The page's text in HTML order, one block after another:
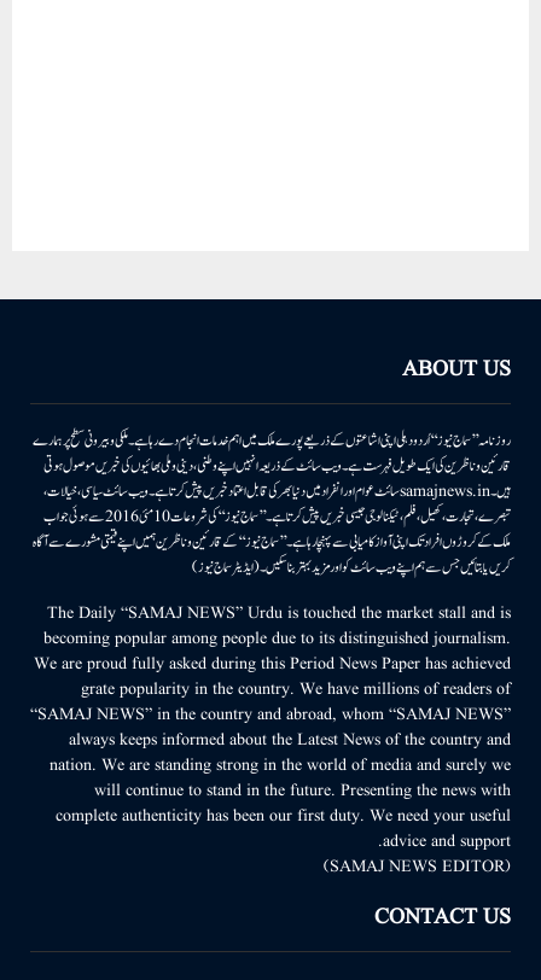
ABOUT US
روزنامہ ’’سماج نیوز‘‘ اُردو دہلی اپنی اشاعتوں کے ذریعے پورے ملک میں اہم خدمات انجام دے رہا ہے۔ ملکی وبیرونی سطح پر ہمارے
قارئین وناظرین کی ایک طویل فہرست ہے۔ ویب سائٹ کے ذریعہ انہیں اپنے وطنی، دینی وملی بھائیوں کی خبریں موصول ہوتی
ہیں۔samajnews.inسائٹ عوام اور انفراد میں دنیا بھر کی قابل اعتماد خبریں پیش کرتا ہے۔ ویب سائٹ سیاسی، خیالات،
تبصرے، تجارت، کھیل، فلم، ٹیکنالوجی جیسی خبریں پیش کرتا ہے۔ ’’سماج نیوز‘‘ کی شروعات 10مئی 2016 سے ہوئی جو اب
ملک کے کروڑوں افراد تک اپنی آواز کامیابی سے پہنچا رہا ہے۔ ’’سماج نیوز‘‘ کے قارئین وناظرین ہمیں اپنے قیمتی مشورے سے آگاہ
کریں یا بتائیں جس سے ہم اپنے ویب سائٹ کو اور مزید بہتر بناسکیں۔ (ایڈیٹر سماج نیوز)
The Daily “SAMAJ NEWS” Urdu is touched the market stall and is
becoming popular among people due to its distinguished journalism.
We are proud fully asked during this Period News Paper has achieved
grate popularity in the country. We have millions of readers of
“SAMAJ NEWS” in the country and abroad, whom “SAMAJ NEWS”
always keeps informed about the Latest News of the country and
nation. We are standing strong in the world of media and surely we
will continue to stand in the future. Presenting the news with
complete authenticity has been our first duty. We need your useful
advice and support.
(SAMAJ NEWS EDITOR)
CONTACT US